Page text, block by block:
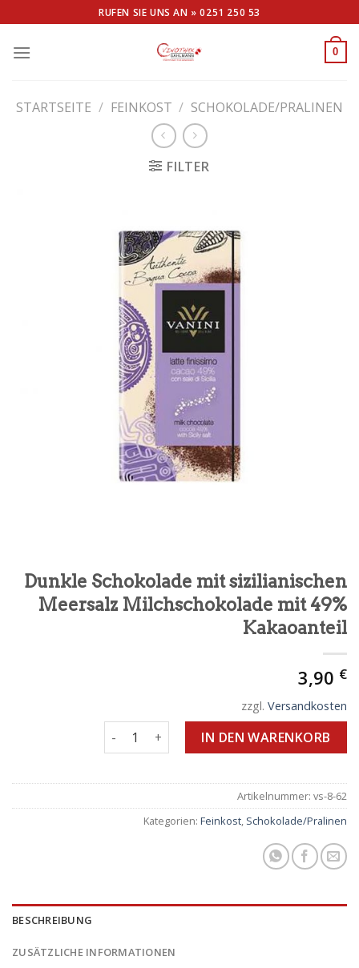
to
content
RUFEN SIE UNS AN »0251 250 53
0
STARTSEITE / FEINKOST / SCHOKOLADE/PRALINEN
FILTER
Dunkle Schokolade mit sizilianischen
Meersalz Milchschokolade mit 49%
Kakaoanteil
3,90 €
zzgl. Versandkosten
Dunkle Schokolade mit sizilianischen
IN DEN WARENKORB
Artikelnummer: vs-8-62
Kategorien: Feinkost, Schokolade/Pralinen
BESCHREIBUNG
ZUSÄTZLICHE INFORMATIONEN